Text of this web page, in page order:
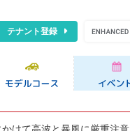
テナント登録